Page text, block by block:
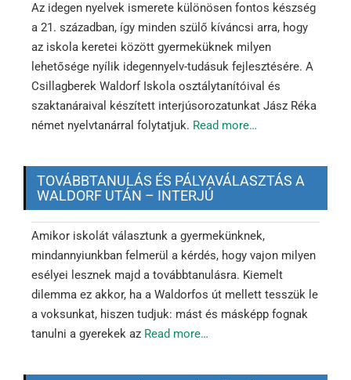
Az idegen nyelvek ismerete különösen fontos készség
a 21. században, így minden szülő kíváncsi arra, hogy
az iskola keretei között gyermeküknek milyen
lehetősége nyílik idegennyelv-tudásuk fejlesztésére. A
Csillagberek Waldorf Iskola osztálytanítóival és
szaktanáraival készített interjúsorozatunkat Jász Réka
német nyelvtanárral folytatjuk. Read more…
TOVÁBBTANULÁS ÉS PÁLYAVÁLASZTÁS A
WALDORF UTÁN – INTERJÚ
Amikor iskolát választunk a gyermekünknek,
mindannyiunkban felmerül a kérdés, hogy vajon milyen
esélyei lesznek majd a továbbtanulásra. Kiemelt
dilemma ez akkor, ha a Waldorfos út mellett tesszük le
a voksunkat, hiszen tudjuk: mást és másképp fognak
tanulni a gyerekek az Read more…